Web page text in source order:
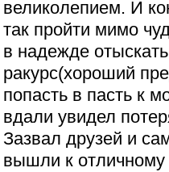
великолепием. И
так пройти мимо
в надежде
ракурс(хороший
попасть в пасть к
вдали увидел
Зазвал друзей и
вышли к отличному